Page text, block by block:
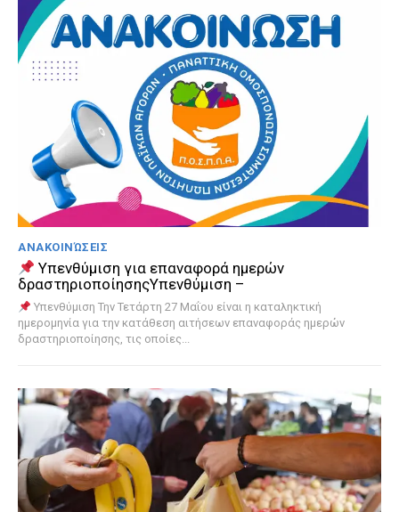
ΑΝΑΚΟΙΝΏΣΕΙΣ
Υπενθύμιση για επαναφορά ημερών
δραστηριοποίησηςΥπενθύμιση –
Υπενθύμιση Την Τετάρτη 27 Μαΐου είναι η καταληκτική
ημερομηνία για την κατάθεση αιτήσεων επαναφοράς ημερών
δραστηριοποίησης, τις οποίες...